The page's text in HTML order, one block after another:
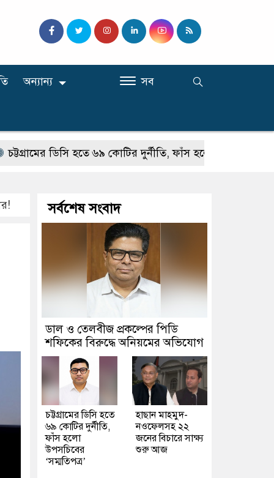
অন্যান্য সব
ডিসি হতে ৬৯ কোটির দুর্নীতি, ফাঁস হলো উপসচিবের
সর্বশেষ সংবাদ
ডাল ও তেলবীজ প্রকল্পের পিডি
শফিকের বিরুদ্ধে অনিয়মের অভিযোগ
চট্টগ্রামের ডিসি হতে
৬৯ কোটির দুর্নীতি,
ফাঁস হলো
উপসচিবের
‘সম্মতিপত্র’
হাছান মাহমুদ-
নওফেলসহ ২২
জনের বিচারে সাক্ষ্য
শুরু আজ